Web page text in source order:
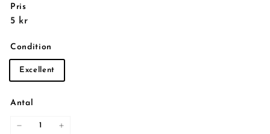
Pris
Reguljärt
5 kr5
Condition
Excellent
Antal